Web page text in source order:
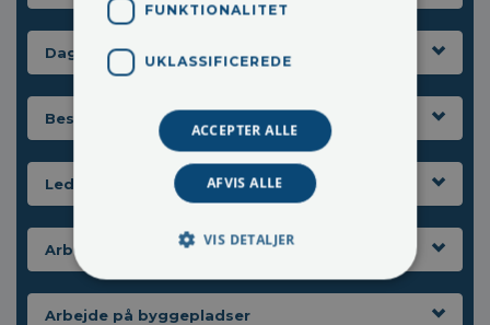
Daglig sikkerhedsleder
Best pracis
Ledelse og arbejdsmiljø
Arbejdstilsynet
Arbejde på byggepladser
FUNKTIONALITET
UKLASSIFICEREDE
ACCEPTER ALLE
AFVIS ALLE
VIS DETALJER